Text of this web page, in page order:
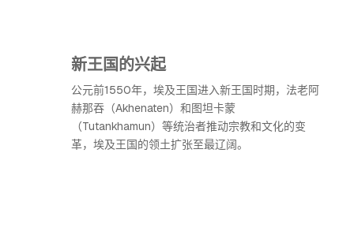
新王国的兴起
公元前1550年，埃及王国进入新王国时期，法老阿
赫那吞（Akhenaten）和图坦卡蒙
（Tutankhamun）等统治者推动宗教和文化的变
革，埃及王国的领土扩张至最辽阔。